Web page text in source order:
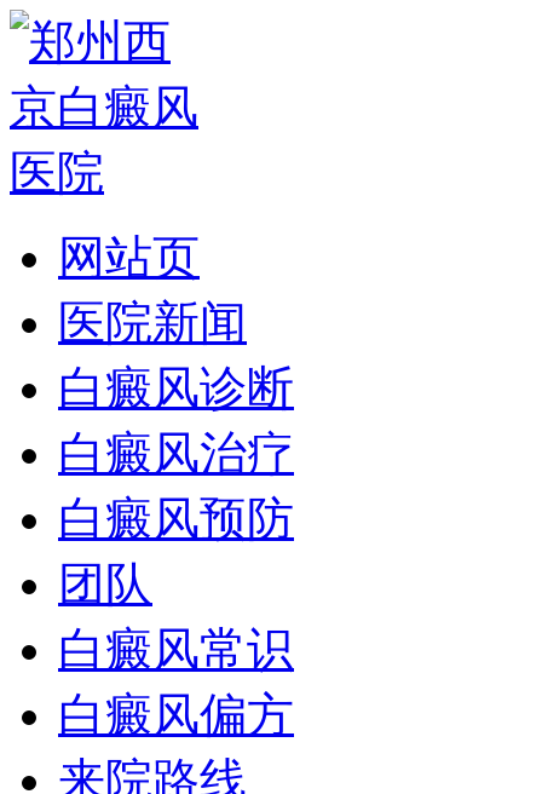
网站页
医院新闻
白癜风诊断
白癜风治疗
白癜风预防
团队
白癜风常识
白癜风偏方
来院路线